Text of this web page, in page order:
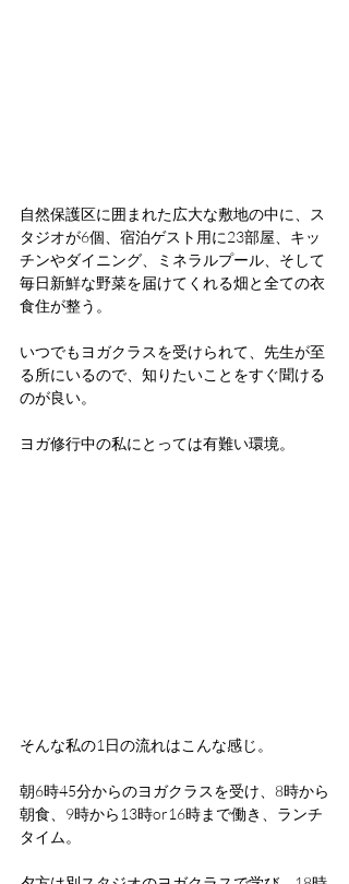
自然保護区に囲まれた広大な敷地の中に、ス
タジオが6個、宿泊ゲスト用に23部屋、キッ
チンやダイニング、ミネラルプール、そして
毎日新鮮な野菜を届けてくれる畑と全ての衣
食住が整う。
いつでもヨガクラスを受けられて、先生が至
る所にいるので、知りたいことをすぐ聞ける
のが良い。
ヨガ修行中の私にとっては有難い環境。
そんな私の1日の流れはこんな感じ。
朝6時45分からのヨガクラスを受け、8時から
朝食、9時から13時or16時まで働き、ランチ
タイム。